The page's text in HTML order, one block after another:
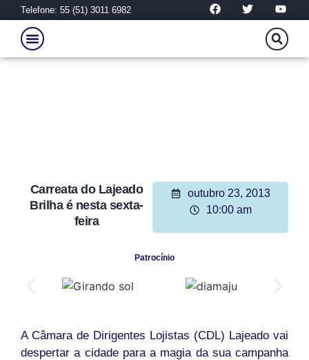
Telefone: 55 (51) 3011 6982
Carreata do Lajeado
Brilha é nesta sexta-
feira
outubro 23, 2013
10:00 am
Patrocínio
A Câmara de Dirigentes Lojistas (CDL) Lajeado vai
despertar a cidade para a magia da sua campanha